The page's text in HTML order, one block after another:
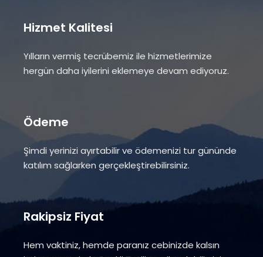
Hizmet Kalitesi
Yılların vermiş tecrübemiz ile hizmetlerimize
hergün daha iyilerini eklemeye devam ediyoruz.
Ödeme
Şimdi yerinizi ayırtabilir ve ödemenizi tur gününde
katılım sağlarken gerçekleştirebilirsiniz.
Rakipsiz Fiyat
Hem vaktiniz, hemde paranız cebinizde kalsın